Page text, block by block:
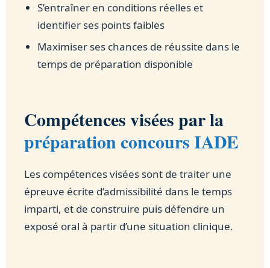
S’entraîner en conditions réelles et
identifier ses points faibles
Maximiser ses chances de réussite dans le
temps de préparation disponible
Compétences visées par la
préparation concours IADE
Les compétences visées sont de traiter une
épreuve écrite d’admissibilité dans le temps
imparti, et de construire puis défendre un
exposé oral à partir d’une situation clinique.